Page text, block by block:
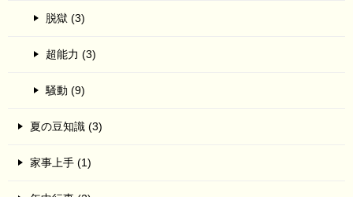
脱獄 (3)
超能力 (3)
騒動 (9)
夏の豆知識 (3)
家事上手 (1)